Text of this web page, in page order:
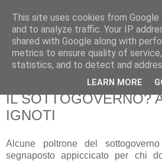
Pippo Bufardeci
La politica a Siracusa e dintorni
sabato 13 marzo 2010
IL SOTTOGOVERNO?
IGNOTI
Alcune poltrone del
segnaposto appiccicato per chi
This site uses cookies from
and to analyze traffic. Your IP
shared with Google along with
metrics to ensure quality of
statistics, and to detect and
LEARN MORE